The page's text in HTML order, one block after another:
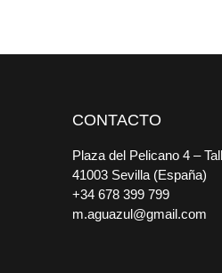
CONTACTO
Plaza del Pelicano 4 –
41003 Sevilla (España)
+34 678 399 799
m.aguazul@gmail.com